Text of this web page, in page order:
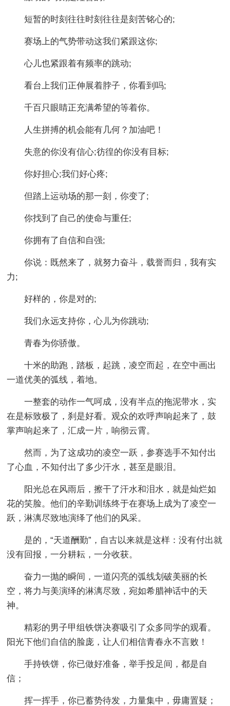
短暂的时刻往往时刻往往是刻苦铭心的;
赛场上的气势带动这我们紧跟这你;
心儿也紧跟着有频率的跳动;
看台上我们正伸展着脖子，你看到吗;
千百只眼睛正充满希望的等着你。
人生拼搏的机会能有几何？加油吧！
失意的你没有信心;彷徨的你没有目标;
你好担心;我们好心疼;
但踏上运动场的那一刻，你变了;
你找到了自己的使命与重任;
你拥有了自信和自强;
你说：既然来了，就努力奋斗，载誉而归，我有实
力;
好样的，你是对的;
我们永远支持你，心儿为你跳动;
青春为你骄傲。
十米的助跑，踏板，起跳，凌空而起，在空中画出
一道优美的弧线，着地。
一整套的动作一气呵成，没有半点的拖泥带水，实
在是标致极了，刹是好看。观众的欢呼声响起来了，鼓
掌声响起来了，汇成一片，响彻云霄。
然而，为了这成功的凌空一跃，参赛选手不知付出
了心血，不知付出了多少汗水，甚至是眼泪。
阳光总在风雨后，擦干了汗水和泪水，就是灿烂如
花的笑脸。他们的辛勤训练终于在赛场上成为了凌空一
跃，淋漓尽致地演绎了他们的风采。
是的，“天道酬勤”，自古以来就是这样：没有付出就
没有回报，一分耕耘，一分收获。
奋力一抛的瞬间，一道闪亮的弧线划破美丽的长
空，将力与美演绎的淋漓尽致，宛如希腊神话中的天
神。
精彩的男子甲组铁饼决赛吸引了众多同学的观看。
阳光下他们自信的脸庞，让人们相信青春永不言败！
手持铁饼，你已做好准备，举手投足间，都是自
信；
挥一挥手，你已蓄势待发，力量集中，毋庸置疑；